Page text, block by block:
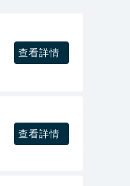
查看詳情
查看詳情